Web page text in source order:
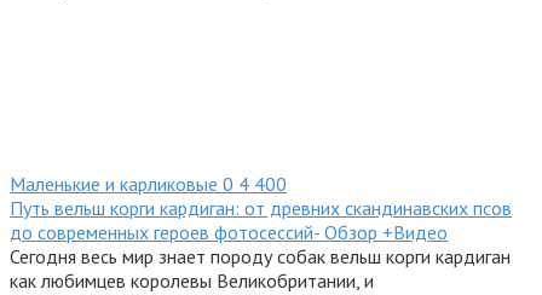
Маленькие и карликовые 0 4 400
Путь вельш корги кардиган: от древних скандинавских псов
до современных героев фотосессий- Обзор +Видео
Сегодня весь мир знает породу собак вельш корги кардиган
как любимцев королевы Великобритании, и